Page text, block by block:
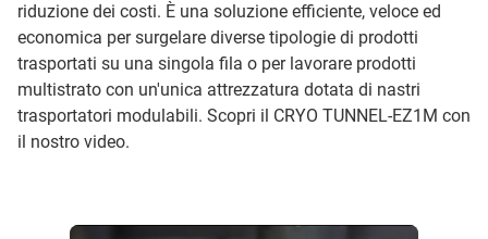
riduzione dei costi. È una soluzione efficiente, veloce ed
economica per surgelare diverse tipologie di prodotti
trasportati su una singola fila o per lavorare prodotti
multistrato con un'unica attrezzatura dotata di nastri
trasportatori modulabili. Scopri il CRYO TUNNEL-EZ1M con
il nostro video.